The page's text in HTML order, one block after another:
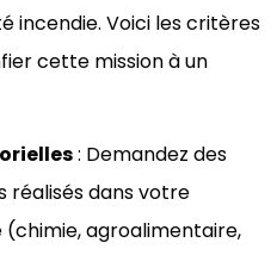
incendie. Voici les critères
cette mission à un
: Demandez des
réalisés dans votre
(chimie, agroalimentaire,